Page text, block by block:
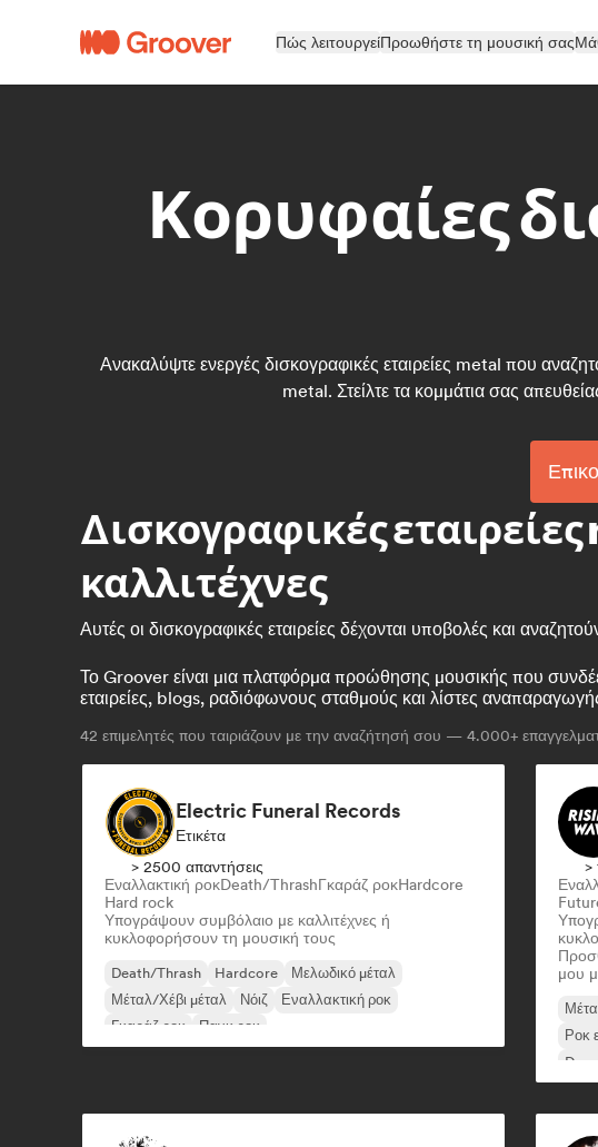
Πώς λειτουργείΠροωθήστε τη μουσική σας
Κορυφαίες
Ανακαλύψτε ενεργές δισκογραφικές εταιρείες metal που
metal. Στείλτε τα κομμάτια σας
Δισκογραφικές
καλλιτέχνες
Αυτές οι δισκογραφικές εταιρείες δέχονται υποβολές και
Το Groover είναι μια πλατφόρμα προώθησης μουσικής που
εταιρείες, blogs, ραδιόφωνους σταθμούς και λίστες
42 επιμελητές που ταιριάζουν με την αναζήτησή σου — 4.000+
Electric Funeral Records
Ετικέτα
> 2500 απαντήσεις
Εναλλακτική ροκDeath/ThrashΓκαράζ ροκHardcore
Hard rock
Υπογράψουν συμβόλαιο με καλλιτέχνες ή
κυκλοφορήσουν τη μουσική τους
Death/Thrash Hardcore
Μελωδικό μέταλ
Μέταλ/Χέβι μέταλ
Νόιζ
Εναλλακτική ροκ
Γκαράζ ροκ
Πανκ ροκ
>
μου
Ροκ